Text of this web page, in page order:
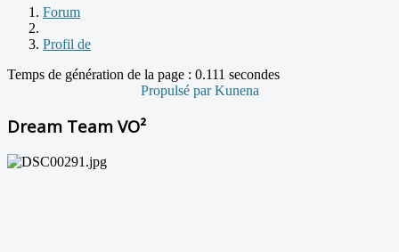
Forum
Profil de
Temps de génération de la page : 0.111 secondes
Propulsé parKunena
Dream Team VO²